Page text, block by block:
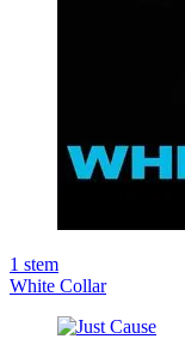
1 stem
White Collar